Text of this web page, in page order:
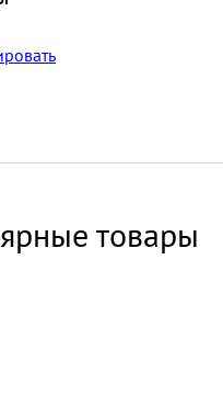
товары